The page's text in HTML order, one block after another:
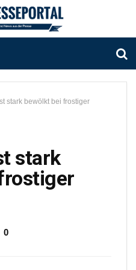
stark bewölkt bei frostiger
stark
0